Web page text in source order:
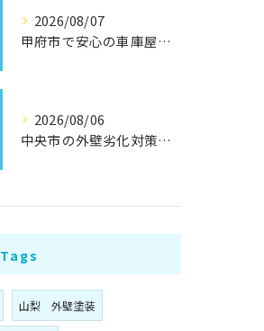
2026/08/07
甲府市で安心の車庫屋根修理方法
2026/08/06
中央市の外壁劣化対策と補修方法
Tags
山梨 外壁塗装